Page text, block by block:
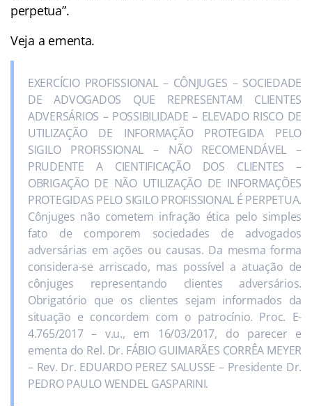
perpetua”.
Veja a ementa.
EXERCÍCIO PROFISSIONAL – CÔNJUGES – SOCIEDADE
DE ADVOGADOS QUE REPRESENTAM CLIENTES
ADVERSÁRIOS – POSSIBILIDADE – ELEVADO RISCO DE
UTILIZAÇÃO DE INFORMAÇÃO PROTEGIDA PELO
SIGILO PROFISSIONAL – NÃO RECOMENDÁVEL –
PRUDENTE A CIENTIFICAÇÃO DOS CLIENTES –
OBRIGAÇÃO DE NÃO UTILIZAÇÃO DE INFORMAÇÕES
PROTEGIDAS PELO SIGILO PROFISSIONAL É PERPETUA.
Cônjuges não cometem infração ética pelo simples
fato de comporem sociedades de advogados
adversárias em ações ou causas. Da mesma forma
considera-se arriscado, mas possível a atuação de
cônjuges representando clientes adversários.
Obrigatório que os clientes sejam informados da
situação e concordem com o patrocínio. Proc. E-
4.765/2017 – v.u., em 16/03/2017, do parecer e
ementa do Rel. Dr. FÁBIO GUIMARÃES CORRÊA MEYER
– Rev. Dr. EDUARDO PEREZ SALUSSE – Presidente Dr.
PEDRO PAULO WENDEL GASPARINI.